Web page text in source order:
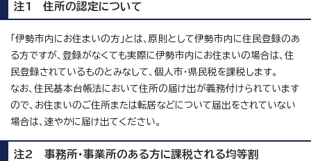
注1 住所の認定について
「伊勢市内にお住まいの方」とは、原則として伊勢市内に住民登録のあ
る方ですが、登録がなくても実際に伊勢市内にお住まいの場合は、住
民登録されているものとみなして、個人市・県民税を課税します。
なお、住民基本台帳法において住所の届け出が義務付けられています
ので、お住まいのご住所または転居などについて届出をされていない
場合は、速やかに届け出てください。
注2 事務所・事業所のある方に課税される均等割